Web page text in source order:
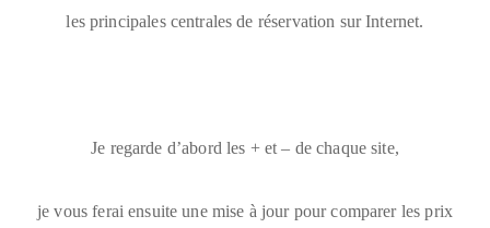
les principales centrales de réservation sur Internet.
Je regarde d’abord les + et – de chaque site,
je vous ferai ensuite une mise à jour pour comparer les prix